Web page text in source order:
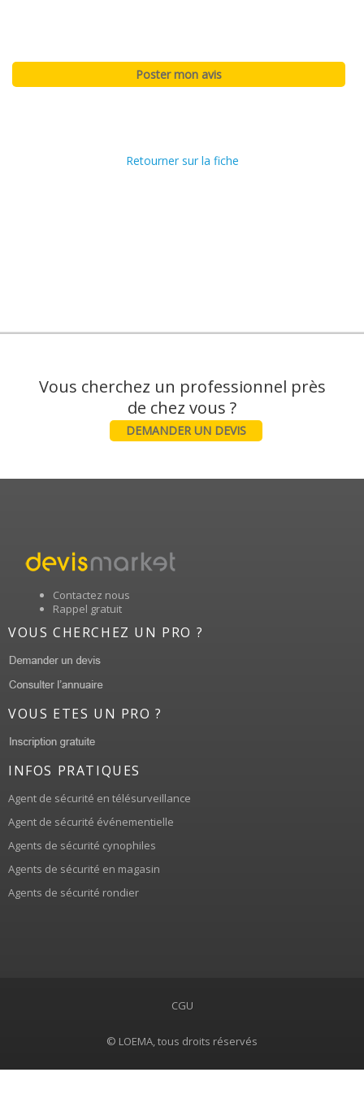
Retourner sur la fiche
Vous cherchez un professionnel près
DEMANDER UN DEVIS
Contactez nous
Rappel gratuit
VOUS CHERCHEZ UN PRO ?
VOUS ETES UN PRO ?
INFOS PRATIQUES
Agent de sécurité en télésurveillance
Agent de sécurité événementielle
Agents de sécurité cynophiles
Agents de sécurité en magasin
Agents de sécurité rondier
CGU
© LOEMA, tous droits réservés